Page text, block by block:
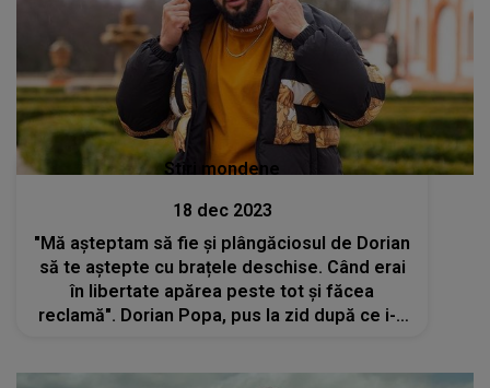
Stiri mondene
18 dec 2023
"Mă așteptam să fie și plângăciosul de Dorian
să te aștepte cu brațele deschise. Când erai
în libertate apărea peste tot și făcea
reclamă". Dorian Popa, pus la zid după ce i-a